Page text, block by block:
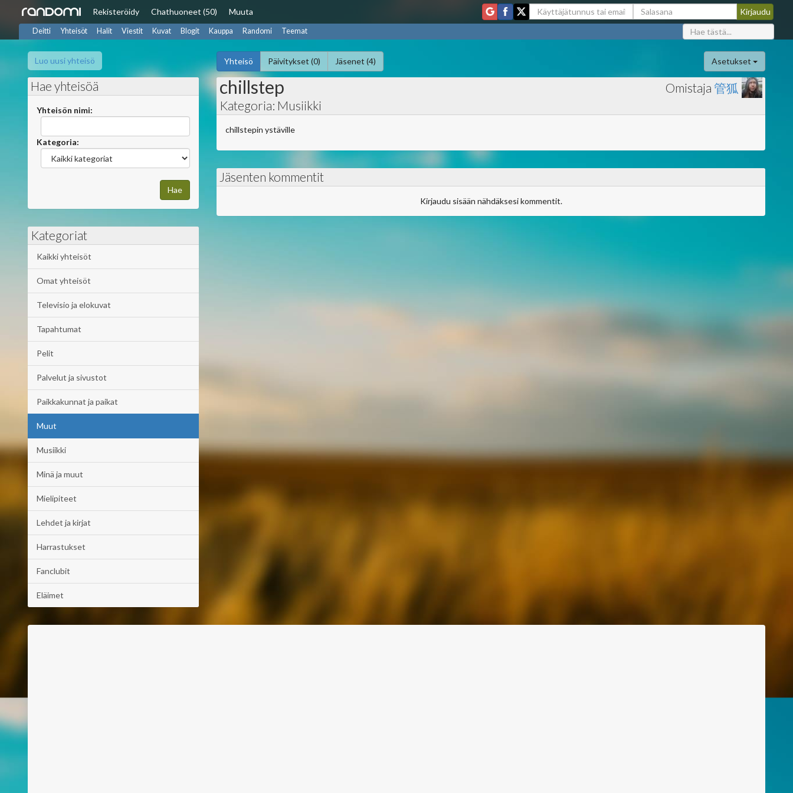
Rekisteröidy Chathuoneet (50) Muuta
Deitti Yhteisöt Halit Viestit Kuvat Blogit Kauppa Randomi Teemat
Luo uusi yhteisö Yhteisö Päivitykset (0) Jäsenet (4) Asetukset
Hae yhteisöä
Yhteisön nimi:
Kategoria:
Kategoriat
Kaikki yhteisöt
Omat yhteisöt
Televisio ja elokuvat
Tapahtumat
Pelit
Palvelut ja sivustot
Paikkakunnat ja paikat
Muut
Musiikki
Minä ja muut
Mielipiteet
Lehdet ja kirjat
Harrastukset
Fanclubit
Eläimet
chillstep
Kategoria: Musiikki
Omistaja 管狐
chillstepin ystäville
Jäsenten kommentit
Kirjaudu sisään nähdäksesi kommentit.